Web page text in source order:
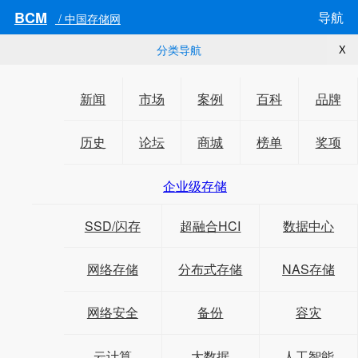
BCM / 中国存储网 导航
分类导航 X
新闻 市场 案例 百科 品牌
历史 论坛 商城 榜单 奖项
企业级存储
SSD/闪存 超融合HCI 数据中心
网络存储 分布式存储 NAS存储
网络安全 备份 容灾